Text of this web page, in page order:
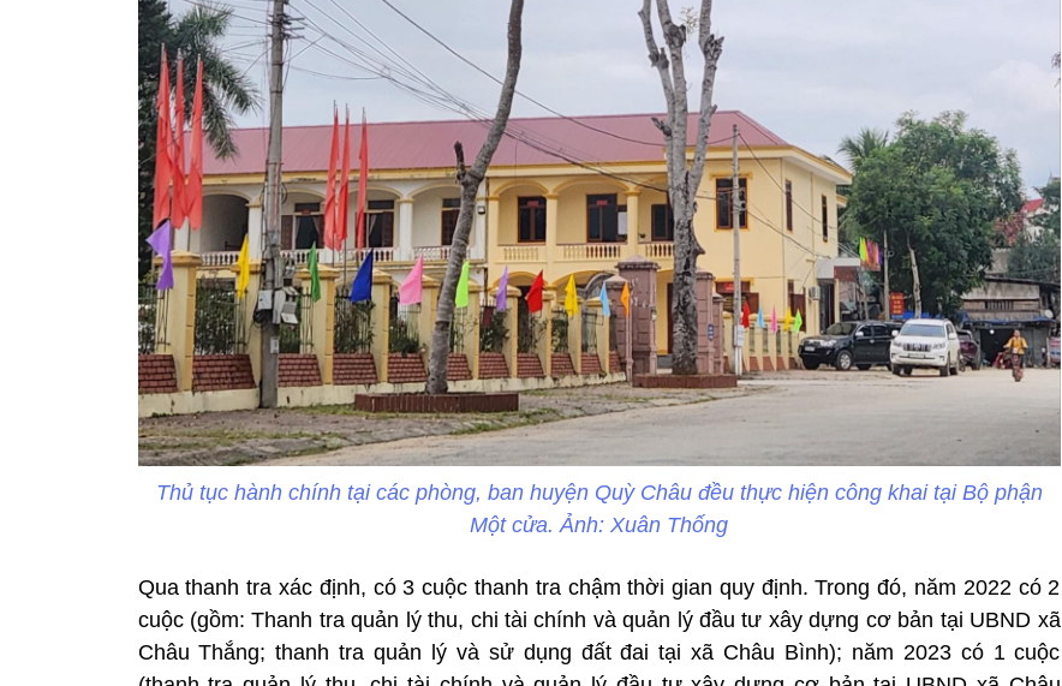
Thủ tục hành chính tại các phòng, ban huyện Quỳ Châu đều thực hiện công khai tại Bộ phận
Một cửa. Ảnh: Xuân Thống
Qua thanh tra xác định, có 3 cuộc thanh tra chậm thời gian quy định. Trong đó, năm 2022 có 2
cuộc (gồm: Thanh tra quản lý thu, chi tài chính và quản lý đầu tư xây dựng cơ bản tại UBND xã
Châu Thắng; thanh tra quản lý và sử dụng đất đai tại xã Châu Bình); năm 2023 có 1 cuộc